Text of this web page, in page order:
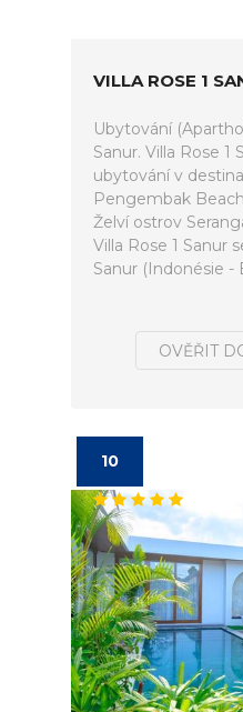
VILLA ROSE 1
Ubytování
Sanur. Villa Rose 1
ubytování v
Pengembak
Želví ostrov
Villa Rose 1 Sanur
Sanur (Indonésie -
OVĚŘIT
10